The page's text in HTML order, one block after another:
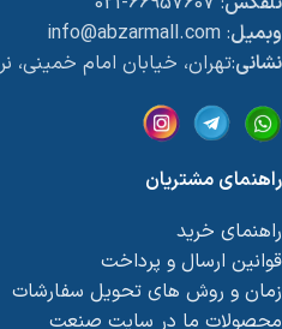
وبمیل: info@abzarmall.com
نشانی:تهران، خیابان امام خمینی،
راهنمای مشتریان
راهنمای خرید
قوانین ارسال و پرداخت
زمان و روش های تحویل سفارشات
محصولات ما در سایت صنعت